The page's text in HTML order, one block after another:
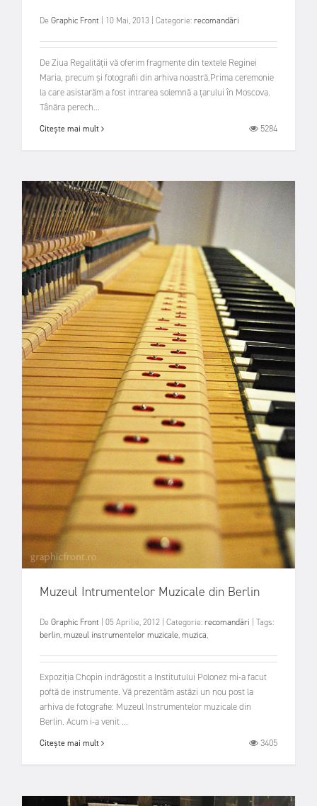
De Graphic Front 10 Mai, 2013 Categorie:recomandări
De Ziua Regalității vă oferim fragmente din textele Reginei
Maria, precum și fotografii din arhiva noastră.Prima ceremonie
la care asistarăm a fost intrarea solemnă a țarului în Moscova.
Tânăra perech...
Citește mai mult 5284
Muzeul Intrumentelor Muzicale din Berlin
De Graphic Front 05 Aprilie, 2012 Categorie:recomandări
Tags:
berlin,muzeul instrumentelor muzicale,muzica,
Expoziția Chopin indrăgostit a Institutului Polonez mi-a facut
poftă de instrumente. Vă prezentăm astăzi un nou post la
arhiva de fotografie: Muzeul Instrumentelor muzicale din
Berlin. Acum i-a venit ...
Citește mai mult 3405